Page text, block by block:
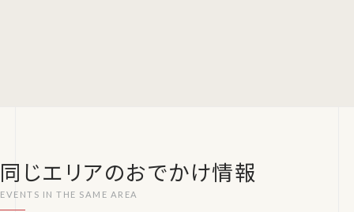
同じエリアのおでかけ情報